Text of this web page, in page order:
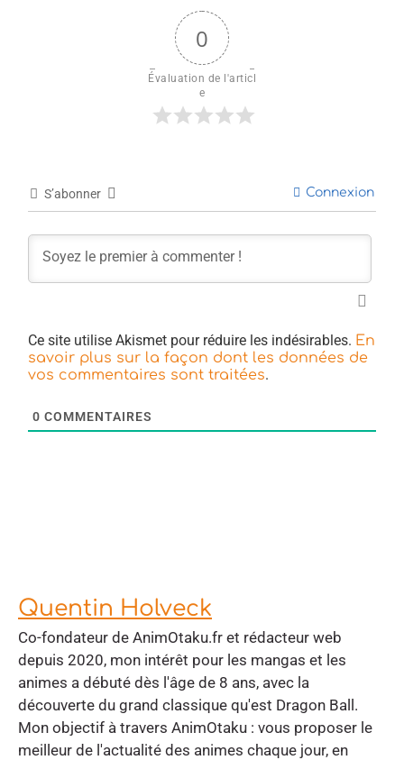
0
Évaluation de l'articl
e
S’abonner Connexion
Ce site utilise Akismet pour réduire les indésirables. En
savoir plus sur la façon dont les données de
vos commentaires sont traitées.
0 COMMENTAIRES
Quentin Holveck
Co-fondateur de AnimOtaku.fr et rédacteur web
depuis 2020, mon intérêt pour les mangas et les
animes a débuté dès l'âge de 8 ans, avec la
découverte du grand classique qu'est Dragon Ball.
Mon objectif à travers AnimOtaku : vous proposer le
meilleur de l'actualité des animes chaque jour, en